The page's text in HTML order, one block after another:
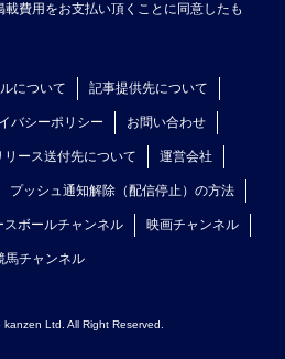
費用をお支払い頂くことに同意したも
について 記事提供先について
バシーポリシー お問い合わせ
リース送付先について 運営会社
プッシュ通知解除（配信停止）の方法
スボールチャンネル 映画チャンネル
馬チャンネル
Ltd. All Right Reserved.